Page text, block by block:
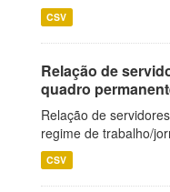
CSV
Relação de
quadro
Relação de
regime de trabalho/
CSV